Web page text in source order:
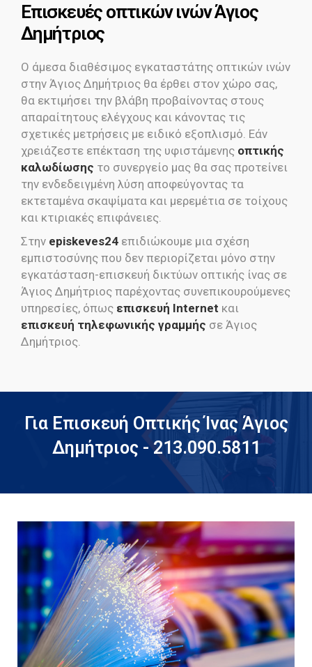
Eπισκευές οπτικών ινών Άγιος
Δημήτριος
Ο άμεσα διαθέσιμος εγκαταστάτης οπτικών ινών
στην Άγιος Δημήτριος θα έρθει στον χώρο σας,
θα εκτιμήσει την βλάβη προβαίνοντας στους
απαραίτητους ελέγχους και κάνοντας τις
σχετικές μετρήσεις με ειδικό εξοπλισμό. Εάν
χρειάζεστε επέκταση της υφιστάμενης οπτικής
καλωδίωσης το συνεργείο μας θα σας προτείνει
την ενδεδειγμένη λύση αποφεύγοντας τα
εκτεταμένα σκαψίματα και μερεμέτια σε τοίχους
και κτιριακές επιφάνειες.
Στην episkeves24 επιδιώκουμε μια σχέση
εμπιστοσύνης που δεν περιορίζεται μόνο στην
εγκατάσταση-επισκευή δικτύων οπτικής ίνας σε
Άγιος Δημήτριος παρέχοντας συνεπικουρούμενες
υπηρεσίες, όπως επισκευή Internet και
επισκευή τηλεφωνικής γραμμής σε Άγιος
Δημήτριος.
Για Επισκευή Οπτικής Ίνας Άγιος
Δημήτριος - 213.090.5811